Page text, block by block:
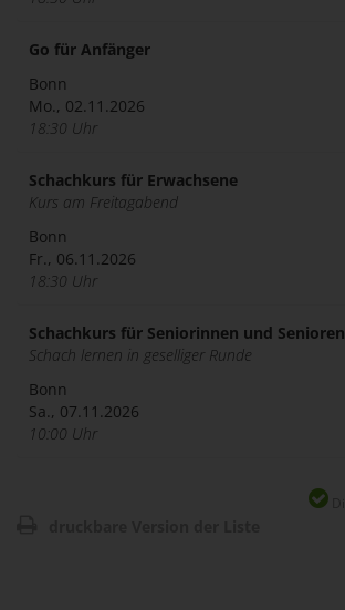
Go für Anfänger
Bonn
Mo., 02.11.2026
18:30 Uhr
Schachkurs für Erwachsene
Kurs am Freitagabend
Bonn
Fr., 06.11.2026
18:30 Uhr
Schachkurs für Seniorinnen und Senioren
Schach lernen in geselliger Runde
Bonn
Sa., 07.11.2026
10:00 Uhr